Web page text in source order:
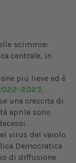
scimmie:
centrale, in
più lieve ed è
2023.
una crescita di
aprile sono
virus del vaiolo
Democratica
di diffusione